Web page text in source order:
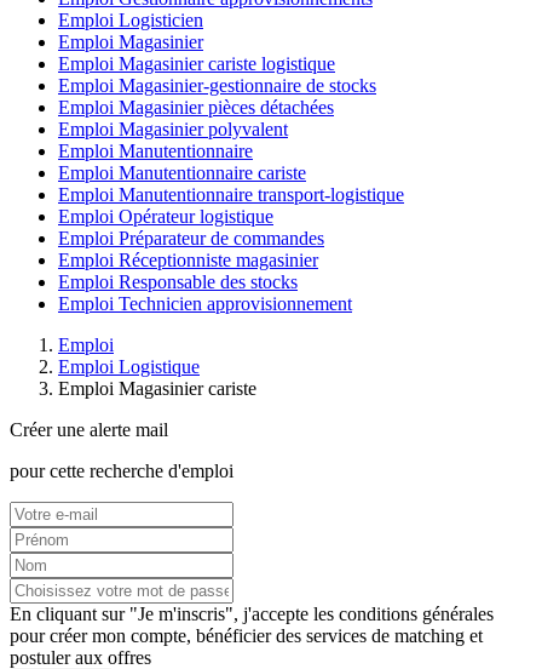
Emploi Logisticien
Emploi Magasinier
Emploi Magasinier cariste logistique
Emploi Magasinier-gestionnaire de stocks
Emploi Magasinier pièces détachées
Emploi Magasinier polyvalent
Emploi Manutentionnaire
Emploi Manutentionnaire cariste
Emploi Manutentionnaire transport-logistique
Emploi Opérateur logistique
Emploi Préparateur de commandes
Emploi Réceptionniste magasinier
Emploi Responsable des stocks
Emploi Technicien approvisionnement
Emploi
Emploi Logistique
Emploi Magasinier cariste
Créer une alerte mail
pour cette recherche d'emploi
En cliquant sur "Je m'inscris", j'accepte les conditions générales
pour créer mon compte, bénéficier des services de matching et
postuler aux offres